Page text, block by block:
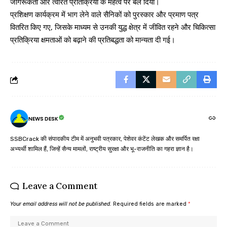
जागरूकता और त्वरित प्रतिक्रिया के महत्व पर बल दिया।
प्रशिक्षण कार्यक्रम में भाग लेने वाले सैनिकों को पुरस्कार और प्रमाण पत्र
वितरित किए गए, जिसके माध्यम से उनकी युद्ध क्षेत्र में जीवित रहने और चिकित्सा
प्रतिक्रिया क्षमताओं को बढ़ाने की प्रतिबद्धता को मान्यता दी गई।
NEWS DESK
SSBCrack की संपादकीय टीम में अनुभवी पत्रकार, पेशेवर कंटेंट लेखक और समर्पित रक्षा
अभ्यर्थी शामिल हैं, जिन्हें सैन्य मामलों, राष्ट्रीय सुरक्षा और भू-राजनीति का गहरा ज्ञान है।
Leave a Comment
Your email address will not be published. Required fields are marked *